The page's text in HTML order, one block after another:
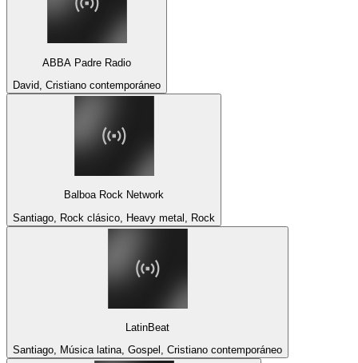
ABBA Padre Radio
David, Cristiano contemporáneo
Balboa Rock Network
Santiago, Rock clásico, Heavy metal, Rock
LatinBeat
Santiago, Música latina, Gospel, Cristiano contemporáneo